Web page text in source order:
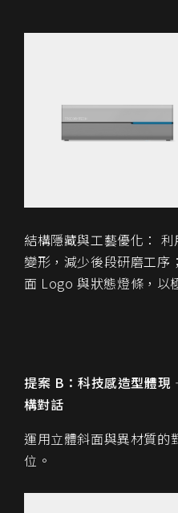
結構隱藏與工藝優化：
變形，減少後段研磨工序
面 Logo 與狀態燈條，以
提案 B：科技感造型體現
構對話
運用立體斜面與異材質的
位。